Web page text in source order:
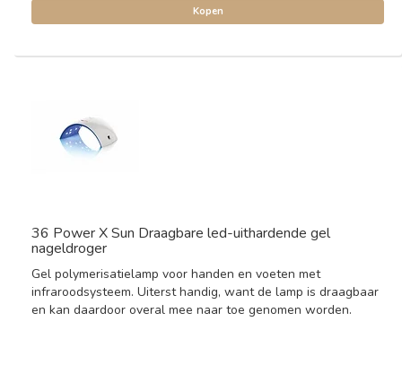
Kopen
36 Power X Sun Draagbare led-uithardende gel
nageldroger
Gel polymerisatielamp voor handen en voeten met
infraroodsysteem. Uiterst handig, want de lamp is draagbaar
en kan daardoor overal mee naar toe genomen worden.